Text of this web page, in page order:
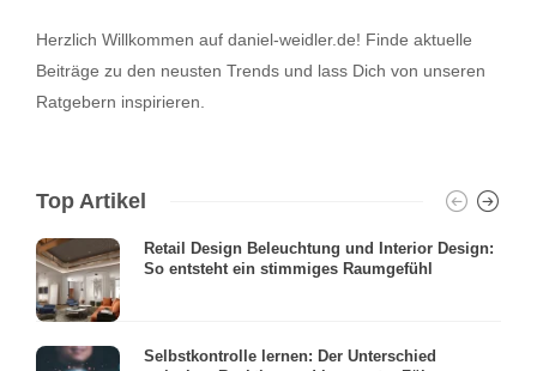
Herzlich Willkommen auf daniel-weidler.de! Finde aktuelle
Beiträge zu den neusten Trends und lass Dich von unseren
Ratgebern inspirieren.
Top Artikel
Retail Design Beleuchtung und Interior Design:
So entsteht ein stimmiges Raumgefühl
Selbstkontrolle lernen: Der Unterschied